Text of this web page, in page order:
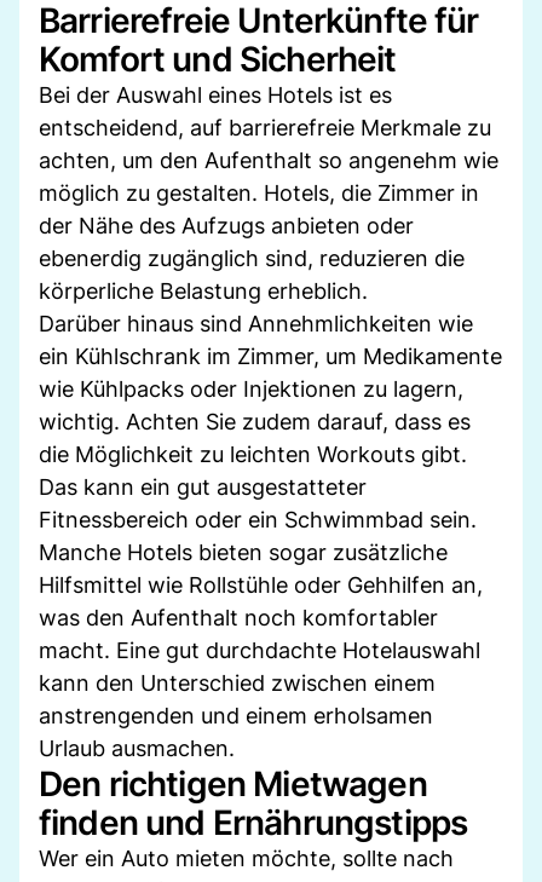
Barrierefreie Unterkünfte für
Komfort und Sicherheit
Bei der Auswahl eines Hotels ist es
entscheidend, auf barrierefreie Merkmale zu
achten, um den Aufenthalt so angenehm wie
möglich zu gestalten. Hotels, die Zimmer in
der Nähe des Aufzugs anbieten oder
ebenerdig zugänglich sind, reduzieren die
körperliche Belastung erheblich.
Darüber hinaus sind Annehmlichkeiten wie
ein Kühlschrank im Zimmer, um Medikamente
wie Kühlpacks oder Injektionen zu lagern,
wichtig. Achten Sie zudem darauf, dass es
die Möglichkeit zu leichten Workouts gibt.
Das kann ein gut ausgestatteter
Fitnessbereich oder ein Schwimmbad sein.
Manche Hotels bieten sogar zusätzliche
Hilfsmittel wie Rollstühle oder Gehhilfen an,
was den Aufenthalt noch komfortabler
macht. Eine gut durchdachte Hotelauswahl
kann den Unterschied zwischen einem
anstrengenden und einem erholsamen
Urlaub ausmachen.
Den richtigen Mietwagen
finden und Ernährungstipps
Wer ein Auto mieten möchte, sollte nach